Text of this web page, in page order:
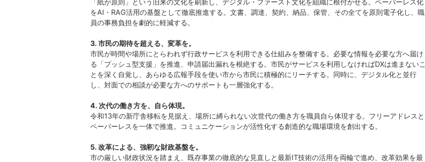
「紙が原則」という旧来の文化を刷新し、デジタル・ファースト文化を組織に根付かせる。ペーパーレス化
をAI・RAG活用の基盤として徹底推進する。文書、調達、契約、納品、保管、その全てを原則電子化し、職
員の事務負担を劇的に軽減する。
3. 市民の期待を超える、変革を。
市民が時間や場所にとらわれず行政サービスを利用できる仕組みを整備する。必要な情報を必要な方へ届け
る「プッシュ型支援」を推進、申請届出漏れを根絶する。市民がサービスを利用しなければDXは進まないこ
とを深く自覚し、あらゆる広報手段を使い市から市民に積極的にリーチする。同時に、デジタル化と並行
し、対面での相談が必要な方へのサポートも一層強化する。
4. 次代の働き方を、自ら体現。
令和13年の新庁舎移転を見据え、場所に縛られない次世代の働き方を職員自ら体現する。フリーアドレスと
ペーパーレスを一体で推進。コミュニケーションが活性化する創造的な職場環境を創出する。
5. 改革による、強靭な財政基盤を。
市の厳しい財政状況を踏まえ、既存事業の徹底的な見直しと最新IT技術の活用を両輪で進め、改革効果を最